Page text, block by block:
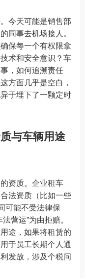
今天可能是销售部
同事去机场接人。
保每一个有权限拿
术和安全意识？车
，如何追溯责任
方面几乎是空白，
于埋下了一颗定时
与车辆用途
资质。企业租车
法资质（比如一些
可能不受法律保
营运”为由拒赔。
途，如果将租赁的
于员工长期个人通
发放，涉及个税问